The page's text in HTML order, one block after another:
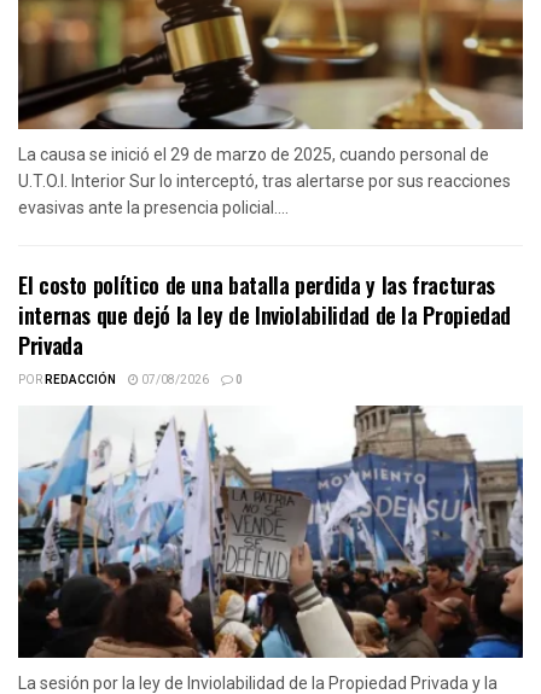
La causa se inició el 29 de marzo de 2025, cuando personal de
U.T.O.I. Interior Sur lo interceptó, tras alertarse por sus reacciones
evasivas ante la presencia policial....
El costo político de una batalla perdida y las fracturas
internas que dejó la ley de Inviolabilidad de la Propiedad
Privada
PORREDACCIÓN 07/08/2026 0
La sesión por la ley de Inviolabilidad de la Propiedad Privada y la